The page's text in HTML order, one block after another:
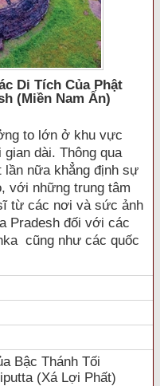
Di Tích Của Phật
(miền Nam Ấn)
to lớn ở khu vực
dài. Thông qua
nữa khẳng định sự
với những trung tâm
từ các nơi và sức ảnh
Pradesh đối với các
cũng như các quốc
Bậc Thánh Tối
(Xá Lợi Phất)